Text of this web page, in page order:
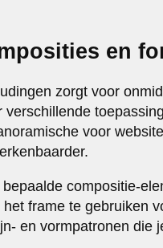
en
zorgt voor
voor
compositie-
frame te gebruiken
en vormpatronen die